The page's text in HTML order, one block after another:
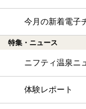
今月の新着電子
特集・ニュース
ニフティ温泉ニ
体験レポート